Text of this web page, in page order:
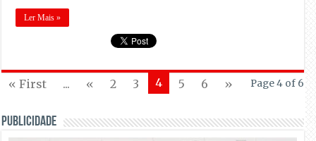
Ler Mais »
Page 4 of 6
« First ... « 2 3 4 5 6 »
PUBLICIDADE